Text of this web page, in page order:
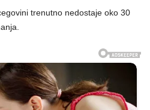
trenutno nedostaje oko 30